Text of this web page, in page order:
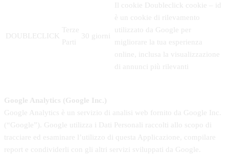
DOUBLECLICK
Terze
Parti
30 giorni
Il cookie Doubleclick cookie – id
è un cookie di rilevamento
utilizzato da Google per
migliorare la tua esperienza
online, inclusa la visualizzazione
di annunci più rilevanti
Google Analytics (Google Inc.)
Google Analytics è un servizio di analisi web fornito da Google Inc.
(“Google”). Google utilizza i Dati Personali raccolti allo scopo di
tracciare ed esaminare l’utilizzo di questa Applicazione, compilare
report e condividerli con gli altri servizi sviluppati da Google.